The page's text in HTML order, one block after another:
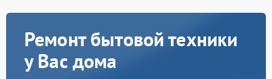
Ремонт бытовой техники
у Вас дома